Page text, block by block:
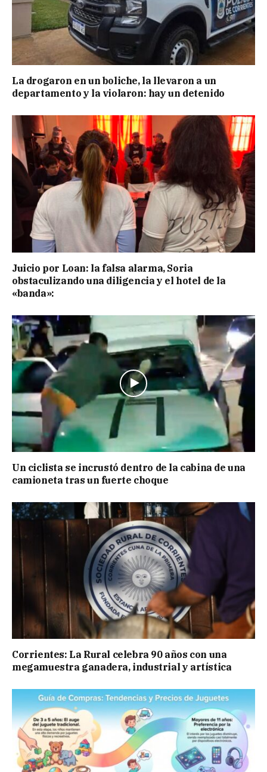
La drogaron en un boliche, la llevaron a un
departamento y la violaron: hay un detenido
Juicio por Loan: la falsa alarma, Soria
obstaculizando una diligencia y el hotel de la
«banda»:
Un ciclista se incrustó dentro de la cabina de una
camioneta tras un fuerte choque
Corrientes: La Rural celebra 90 años con una
megamuestra ganadera, industrial y artística